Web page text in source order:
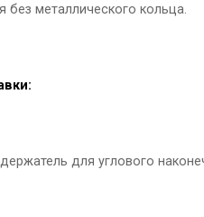
без металлического кольца.
для углового